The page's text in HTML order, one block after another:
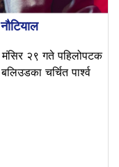
मंसिर २९ गते पहिलोपटक
चर्चित पार्श्व